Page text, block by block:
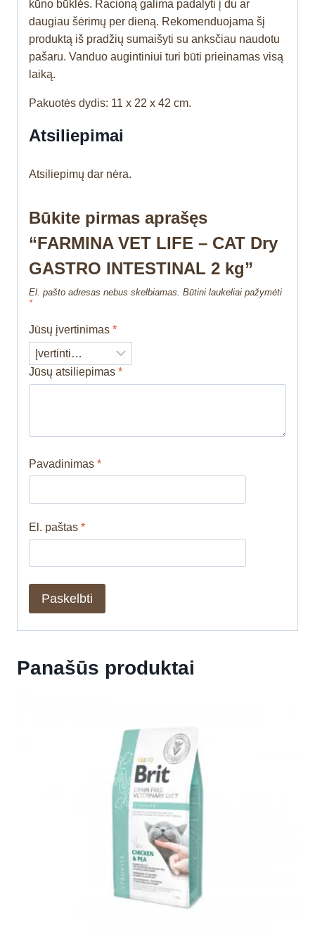
kūno būklės. Racioną galima padalyti į du ar
daugiau šėrimų per dieną. Rekomenduojama šį
produktą iš pradžių sumaišyti su anksčiau naudotu
pašaru. Vanduo augintiniui turi būti prieinamas visą
laiką.
Pakuotės dydis: 11 x 22 x 42 cm.
Atsiliepimai
Atsiliepimų dar nėra.
Būkite pirmas aprašęs
“FARMINA VET LIFE – CAT Dry
GASTRO INTESTINAL 2 kg”
El. pašto adresas nebus skelbiamas. Būtini laukeliai pažymėti
*
Jūsų įvertinimas *
Jūsų atsiliepimas *
Pavadinimas *
El. paštas *
Panašūs produktai